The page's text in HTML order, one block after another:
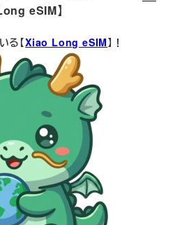
eSIM】
る【Xiao Long eSIM】！